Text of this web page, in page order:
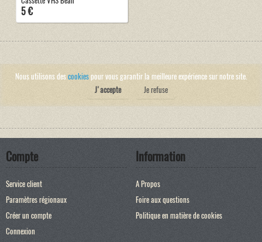
5 €
Nous utilisons descookiespour vous garantir la meilleure expérience sur notre site.
J'accepte
Je refuse
Compte
Service client
Paramètres régionaux
Créer un compte
Connexion
Information
A Propos
Foire aux questions
Politique en matière de cookies